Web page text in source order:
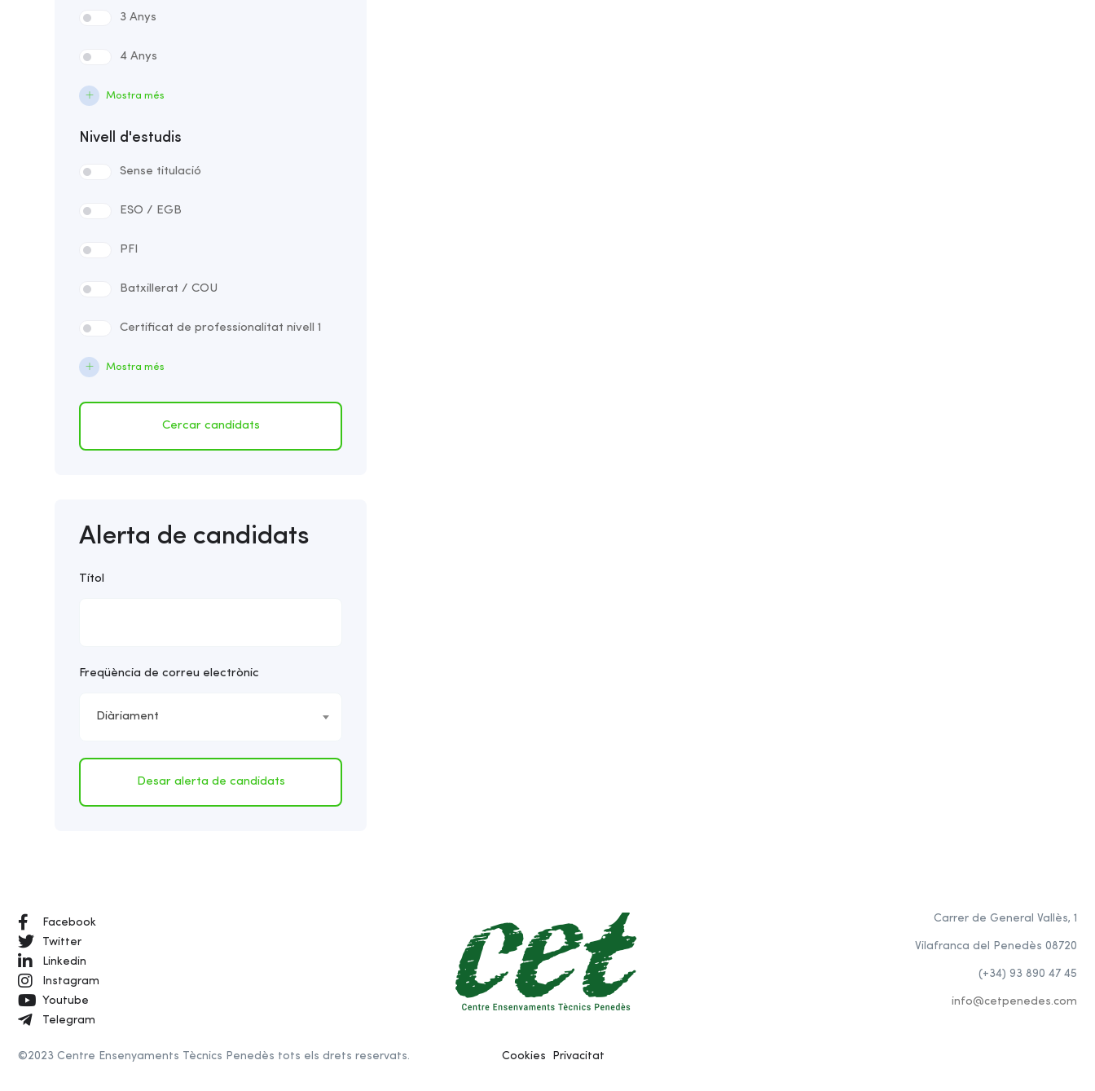
3 Anys
4 Anys
Mostra més
Nivell d'estudis
Sense titulació
ESO / EGB
PFI
Batxillerat / COU
Certificat de professionalitat nivell 1
Mostra més
Cercar candidats
Alerta de candidats
Títol
Freqüència de correu electrònic
Diàriament
Desar alerta de candidats
Facebook
Twitter
Linkedin
Instagram
Youtube
Telegram
Carrer de General Vallès, 1
Vilafranca del Penedès 08720
(+34) 93 890 47 45
info@cetpenedes.com
©2023 Centre Ensenyaments Tècnics Penedès tots els drets reservats. Cookies Privacitat